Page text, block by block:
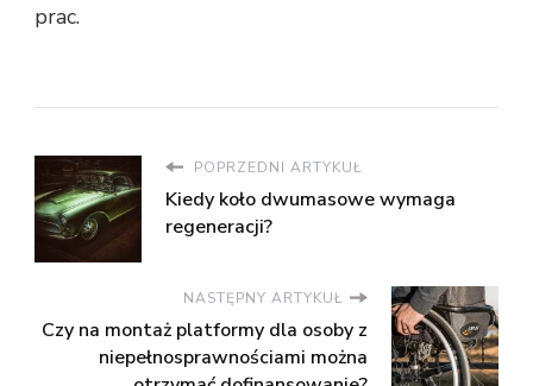
prac.
POPRZEDNI ARTYKUŁ
Kiedy koło dwumasowe wymaga
regeneracji?
NASTĘPNY ARTYKUŁ
Czy na montaż platformy dla osoby z
niepełnosprawnościami można